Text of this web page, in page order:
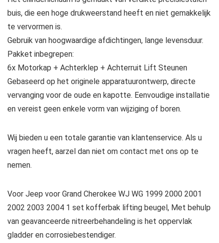
buis, die een hoge drukweerstand heeft en niet gemakkelijk
te vervormen is.
Gebruik van hoogwaardige afdichtingen, lange levensduur.
Pakket inbegrepen:
6x Motorkap + Achterklep + Achterruit Lift Steunen
Gebaseerd op het originele apparatuurontwerp, directe
vervanging voor de oude en kapotte. Eenvoudige installatie
en vereist geen enkele vorm van wijziging of boren.
Wij bieden u een totale garantie van klantenservice. Als u
vragen heeft, aarzel dan niet om contact met ons op te
nemen.
Voor Jeep voor Grand Cherokee WJ WG 1999 2000 2001
2002 2003 2004 1 set kofferbak lifting beugel, Met behulp
van geavanceerde nitreerbehandeling is het oppervlak
gladder en corrosiebestendiger.